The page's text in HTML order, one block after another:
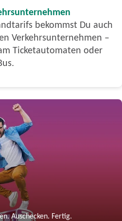
bekommst Du auch
Verkehrsunternehmen –
Ticketautomaten oder
Auschecken. Fertig.